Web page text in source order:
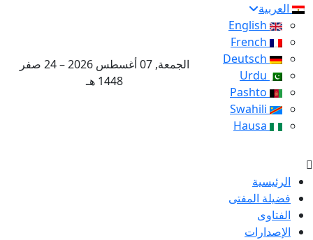
العربية
الجمعة, 07 أغسطس 2026 – 24 صفر
1448 هـ
الرئيسية
فضيلة المفتى
الفتاوى
الإصدارات